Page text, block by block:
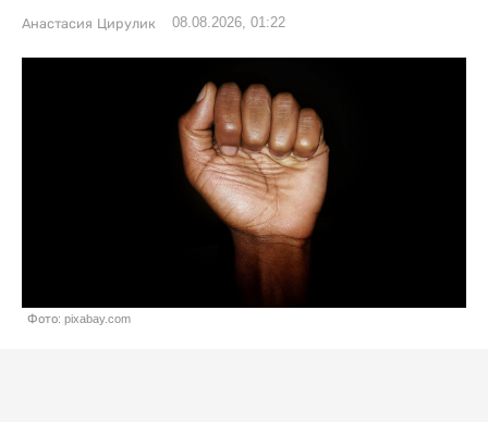
Анастасия Цирулик 08.08.2026, 01:22
Фото: pixabay.com